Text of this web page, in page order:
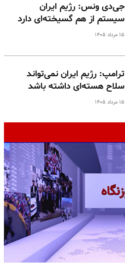
جی‌دی ونس: رژیم ایران
سیستم از هم گسیخته‌ای دارد
۱۵ مرداد ۱۴۰۵
ترامپ: رژیم ایران نمی‌تواند
سلاح هسته‌ای داشته باشد
۱۵ مرداد ۱۴۰۵